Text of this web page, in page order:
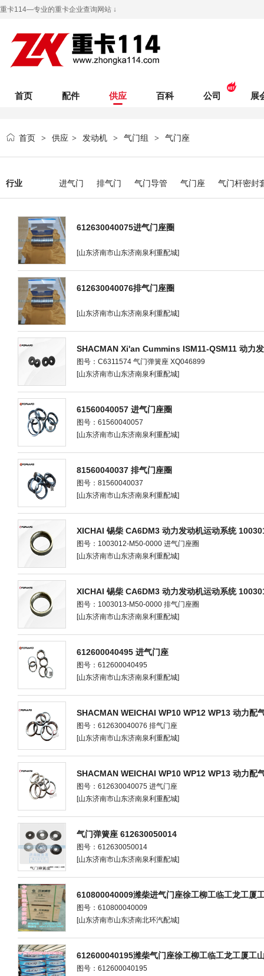
重卡114—专业的重卡企业查询网站 ↓
首页 配件 供应 百科 公司 展
首页 > 供应 > 发动机 > 气门组 > 气门座
行业 进气门 排气门 气门导管 气门座 气门杆密封
612630040075进气门座圈
[山东济南市山东济南泉利重配城]
612630040076排气门座圈
[山东济南市山东济南泉利重配城]
SHACMAN Xi'an Cummins ISM11-QSM11 动力
图号：C6311574 气门弹簧座 XQ046899
[山东济南市山东济南泉利重配城]
61560040057 进气门座圈
图号：61560040057
[山东济南市山东济南泉利重配城]
81560040037 排气门座圈
图号：81560040037
[山东济南市山东济南泉利重配城]
XICHAI 锡柴 CA6DM3 动力发动机运动系统
图号：1003012-M50-0000 进气门座圈
[山东济南市山东济南泉利重配城]
XICHAI 锡柴 CA6DM3 动力发动机运动系统
图号：1003013-M50-0000 排气门座圈
[山东济南市山东济南泉利重配城]
612600040495 进气门座
图号：612600040495
[山东济南市山东济南泉利重配城]
SHACMAN WEICHAI WP10 WP12 WP13 动力配
图号：612630040076 排气门座
[山东济南市山东济南泉利重配城]
SHACMAN WEICHAI WP10 WP12 WP13 动力配
图号：612630040075 进气门座
[山东济南市山东济南泉利重配城]
气门弹簧座 612630050014
图号：612630050014
[山东济南市山东济南泉利重配城]
610800040009潍柴进气门座徐工柳工临工龙工厦
图号：610800040009
[山东济南市山东济南北环汽配城]
612600040195潍柴气门座徐工柳工临工龙工厦工
图号：612600040195